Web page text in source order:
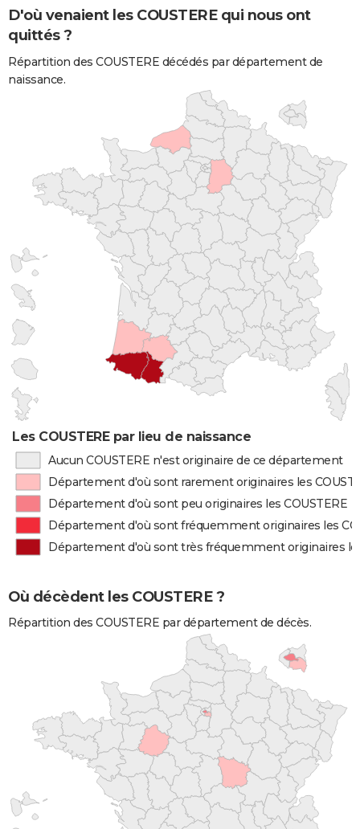
D'où venaient les COUSTERE qui nous ont
quittés ?
Répartition des COUSTERE décédés par département de
naissance.
Les COUSTERE par lieu de naissance
Aucun COUSTERE n'est originaire de ce département
Département d'où sont rarement originaires les
Département d'où sont peu originaires les COUSTERE
Département d'où sont fréquemment originaires les
Département d'où sont très fréquemment originaires
Où décèdent les COUSTERE ?
Répartition des COUSTERE par département de décès.